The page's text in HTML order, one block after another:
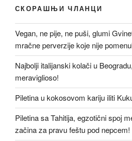
СКОРАШЊИ ЧЛАНЦИ
Vegan, ne pije, ne puši, glumi
mračne perverzije koje nije
Najbolji italijanski kolači u
meraviglioso!
Piletina u kokosovom kariju iliti
Piletina sa Tahitija, egzotični spoj
začina za pravu feštu pod nepcem!